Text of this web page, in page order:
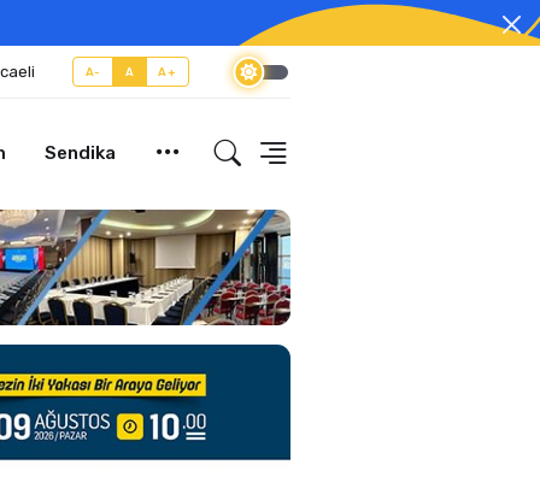
A- A A+
Sendika